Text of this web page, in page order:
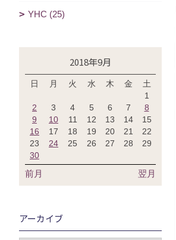
YHC (25)
2018年9月
日 月 火 水 木 金
土
1
2
3 4 5 6 7
8
9
10 11 12 13 14
15
16
17 18 19 20 21
22
23
24 25 26 27 28
29
30
前月 翌月
アーカイブ